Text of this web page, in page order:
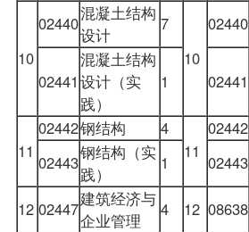
10
02440混凝土结构
设计
7
10
02440
02441
混凝土结构
设计（实
践）
1 02441
11
02442钢结构
4
11
02442
02443钢结构（实
践）
1 02443
12 02447建筑经济与
企业管理
4 12 08638